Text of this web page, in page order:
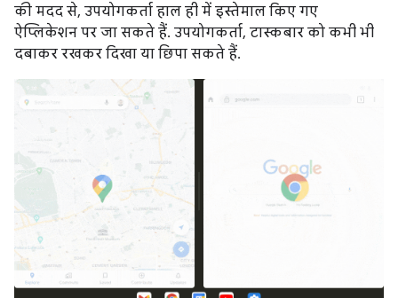
की मदद से, उपयोगकर्ता हाल ही में इस्तेमाल किए गए
ऐप्लिकेशन पर जा सकते हैं. उपयोगकर्ता, टास्कबार को कभी भी
दबाकर रखकर दिखा या छिपा सकते हैं.